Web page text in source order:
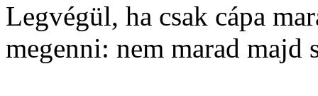
Legvégül, ha csak cápa
megenni: nem marad majd